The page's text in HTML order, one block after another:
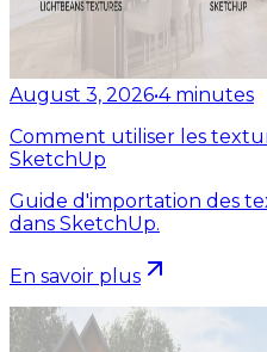
August 3, 2026•4 minutes
Comment utiliser les
SketchUp
Guide d'importation des
dans SketchUp.
En savoir plus